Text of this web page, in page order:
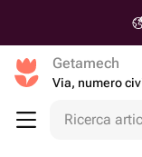
Getamech
Via, numero
Ricerca